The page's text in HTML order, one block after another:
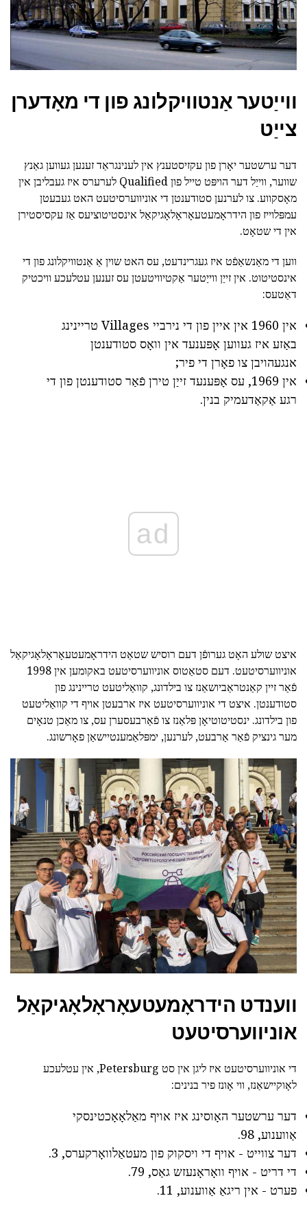
ווייַטער אַנטוויקלונג פון די מאָדערן
צייַט
דער ערשטער יאָרן פון עקזיסטענץ אין לענינגראַד זענען געווען גאַנץ
שווער, ווייַל דער הויפּט טייל פון Qualified לערערס איז געבליבן אין
מאָסקווע. צו לערנען סטודענטן די אוניווערסיטעט האט געבעטן
עמפּלוייז פון הידראָמעטעאָראָלאָגיקאַל אינסטיטוציעס אַז עקסיסטירן
אין די שטאָט.
ווען די מאַנשאַפֿט איז געגרינדעט, עס האט שוין אַ אַנטוויקלונג פון די
אינסטיטוט. אין זייַן ווייַטער אַקטיוויטעטן עס זענען עטלעכע וויכטיק
דאַטעס:
אין 1960 אין איין פון די נירביי Villages טריינינג
באַזע איז געווען אָפּענעד אין וואָס סטודענטן
אנגעהויבן צו פאָרן די פיר;
אין 1969, עס אָפּענעד זייַן טירן פֿאַר סטודענטן פון די
רגע אַקאַדעמיק בנין.
ad
איצט שולע האָט גערופֿן דעם רוסיש שטאַט הידראָמעטעאָראָלאָגיקאַל
אוניווערסיטעט. דעם סטאַטוס אוניווערסיטעט באקומען אין 1998
פֿאַר זיין קאַנטראַביושאַנז צו בילדונג, קוואַליטעט טריינינג פון
סטודענטן. איצט די אוניווערסיטעט איז ארבעטן אויף די קוואַליטעט
פון בילדונג. ינסטיטוטיאָן פּלאַנז צו פֿאַרבעסערן עס, צו מאַכן טנאָים
מער גינציק פֿאַר אַרבעט, לערנען, ימפּלאַמענטיישאַן פאָרשונג.
ווענדט הידראָמעטעאָראָלאָגיקאַל
אוניווערסיטעט
די אוניווערסיטעט איז ליגן אין סט Petersburg, אין עטלעכע
לאָוקיישאַנז, ווי אָונז פיר בנינים:
דער ערשטער האָוסינג איז אויף מאַלאָאָכטינסקי
אַווענוע, 98.
דער צווייט - אויף די ויסקוק פון מעטאַלוואָרקערס, 3.
די דריט - אויף וואָראָנעזש גאַס, 79.
פערט - אין ריגאַ אַווענוע, 11.